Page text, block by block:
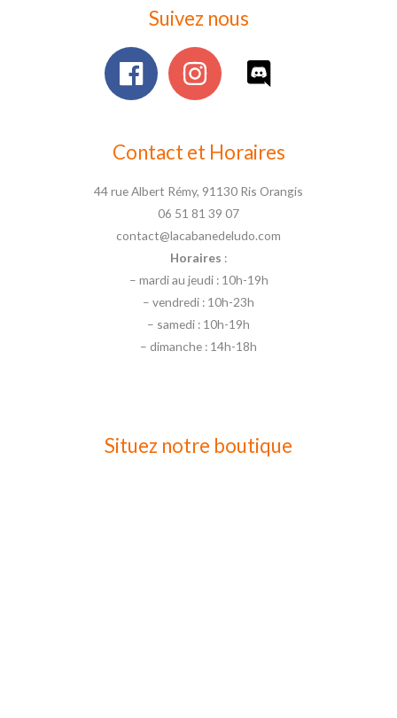
Suivez nous
Contact et Horaires
44 rue Albert Rémy, 91130 Ris Orangis
06 51 81 39 07
contact@lacabanedeludo.com
Horaires :
– mardi au jeudi : 10h-19h
– vendredi : 10h-23h
– samedi : 10h-19h
– dimanche : 14h-18h
Situez notre boutique